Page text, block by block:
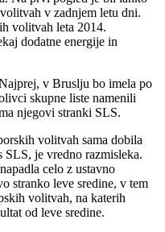
v zadnjem letu dni.
volitvah leta 2014.
dodatne energije in
v Bruslju bo imela po
skupne liste namenili
njegovi stranki SLS.
volitvah sama dobila
SLS, je vredno razmisleka.
celo z ustavno
stranko leve sredine, v tem
volitvah, na katerih
od leve sredine.